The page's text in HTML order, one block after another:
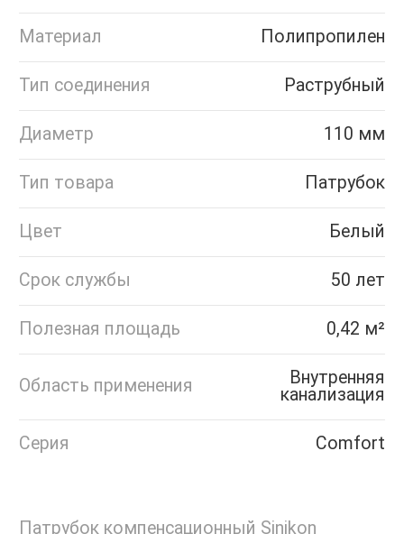
Материал Полипропилен
Тип соединения Раструбный
Диаметр 110 мм
Тип товара Патрубок
Цвет Белый
Срок службы 50 лет
Полезная площадь 0,42 м²
Область применения
Внутренняя
канализация
Серия Comfort
Патрубок компенсационный Sinikon